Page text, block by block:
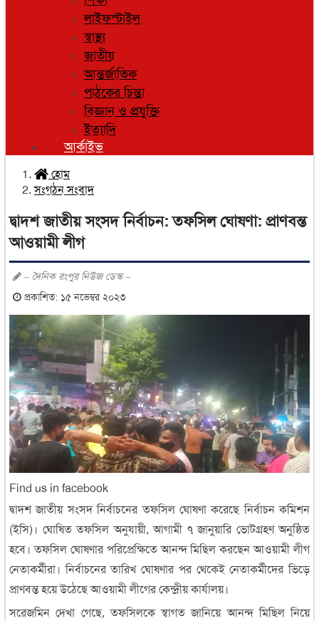
লাইফস্টাইল
স্বাস্থ্য
জাতীয়
আন্তর্জাতিক
পাঠকের চিন্তা
বিজ্ঞান ও প্রযুক্তি
ইত্যাদি
আর্কাইভ
হোম
সংগঠন সংবাদ
দ্বাদশ জাতীয় সংসদ নির্বাচন: তফসিল ঘোষণা: প্রাণবন্ত
আওয়ামী লীগ
– দৈনিক রংপুর নিউজ ডেস্ক –
প্রকাশিত: ১৫ নভেম্বর ২০২৩
Find us in facebook
দ্বাদশ জাতীয় সংসদ নির্বাচনের তফসিল ঘোষণা করেছে নির্বাচন কমিশন
(ইসি)। ঘোষিত তফসিল অনুযায়ী, আগামী ৭ জানুয়ারি ভোটগ্রহণ অনুষ্ঠিত
হবে। তফসিল ঘোষণার পরিপ্রেক্ষিতে আনন্দ মিছিল করছেন আওয়ামী লীগ
নেতাকর্মীরা। নির্বাচনের তারিখ ঘোষণার পর থেকেই নেতাকর্মীদের ভিড়ে
প্রাণবন্ত হয়ে উঠেছে আওয়ামী লীগের কেন্দ্রীয় কার্যালয়।
সরেজমিন দেখা গেছে, তফসিলকে স্বাগত জানিয়ে আনন্দ মিছিল নিয়ে